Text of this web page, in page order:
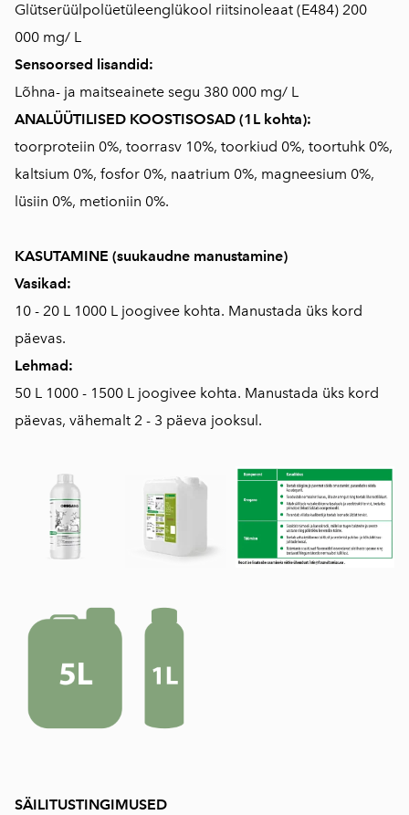
Glütserüülpolüetüleenglükool riitsinoleaat (E484) 200
000 mg/ L
Sensoorsed lisandid:
Lõhna- ja maitseainete segu 380 000 mg/ L
ANALÜÜTILISED KOOSTISOSAD (1L kohta):
toorproteiin 0%, toorrasv 10%, toorkiud 0%, toortuhk 0%,
kaltsium 0%, fosfor 0%, naatrium 0%, magneesium 0%,
lüsiin 0%, metioniin 0%.
KASUTAMINE (suukaudne manustamine)
Vasikad:
10 - 20 L 1000 L joogivee kohta. Manustada üks kord
päevas.
Lehmad:
50 L 1000 - 1500 L joogivee kohta. Manustada üks kord
päevas, vähemalt 2 - 3 päeva jooksul.
SÄILITUSTINGIMUSED